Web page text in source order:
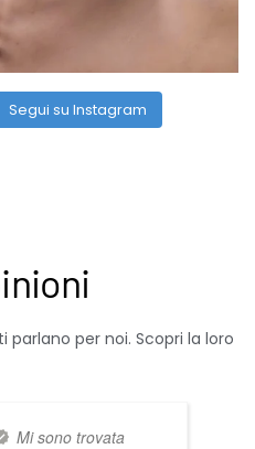
Segui su Instagram
parlano per noi. Scopri la loro
Mi sono trovata